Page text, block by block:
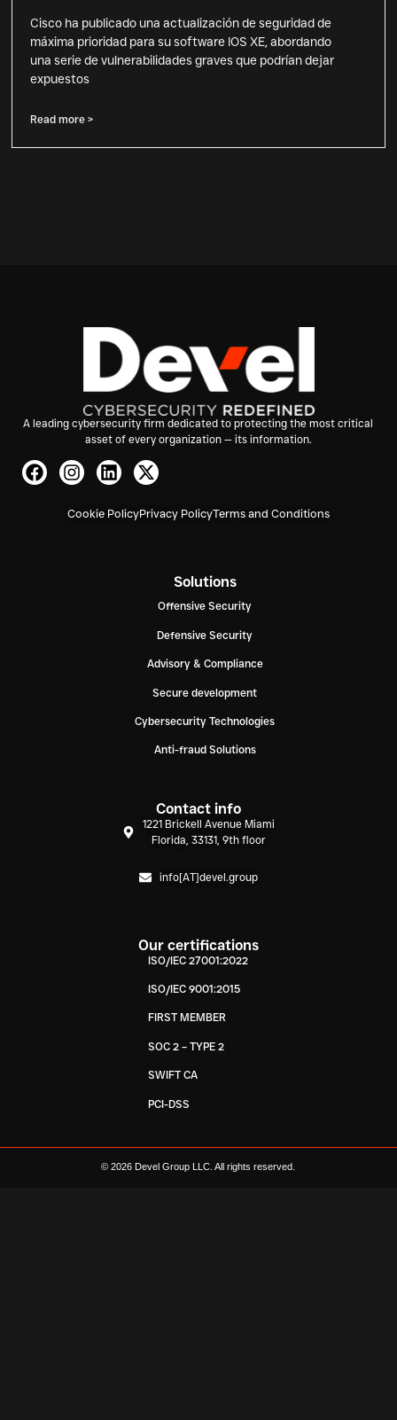
Cisco ha publicado una actualización de seguridad de
máxima prioridad para su software IOS XE, abordando
una serie de vulnerabilidades graves que podrían dejar
expuestos
Read more >
A leading cybersecurity firm dedicated to protecting the most critical
asset of every organization — its information.
Cookie PolicyPrivacy PolicyTerms and Conditions
Solutions
Offensive Security
Defensive Security
Advisory & Compliance
Secure development
Cybersecurity Technologies
Anti-fraud Solutions
Contact info
1221 Brickell Avenue Miami
Florida, 33131, 9th floor
info[AT]devel.group
Our certifications
ISO/IEC 27001:2022
ISO/IEC 9001:2015
FIRST MEMBER
SOC 2 – TYPE 2
SWIFT CA
PCI-DSS
© 2026 Devel Group LLC. All rights reserved.